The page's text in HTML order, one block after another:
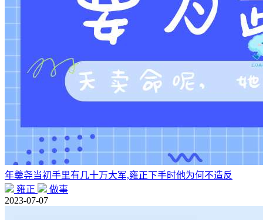
年羹尧当初手里有几十万大军,雍正下手时他为何不造反
雍正
做事
2023-07-07